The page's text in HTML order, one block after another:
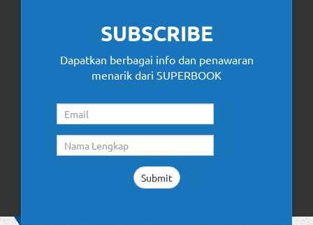
SUBSCRIBE
Dapatkan berbagai info dan penawaran
menarik dari SUPERBOOK